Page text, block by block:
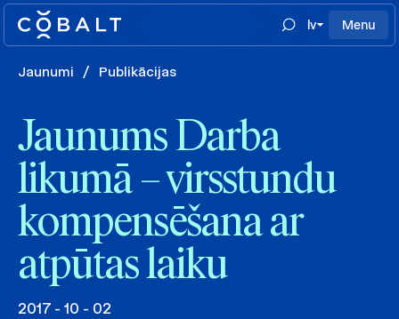
lv Menu
Jaunumi / Publikācijas
Jaunums Darba
likumā – virsstundu
kompensēšana ar
atpūtas laiku
2017 - 10 - 02